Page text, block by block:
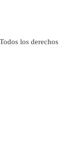
los derechos